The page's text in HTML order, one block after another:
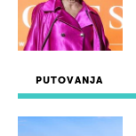
PUTOVANJA